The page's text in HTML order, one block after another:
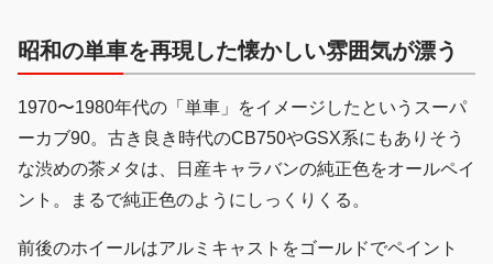
昭和の単車を再現した懐かしい雰囲気が漂う
1970〜1980年代の「単車」をイメージしたというスーパ
ーカブ90。古き良き時代のCB750やGSX系にもありそう
な渋めの茶メタは、日産キャラバンの純正色をオールペイ
ント。まるで純正色のようにしっくりくる。
前後のホイールはアルミキャストをゴールドでペイント